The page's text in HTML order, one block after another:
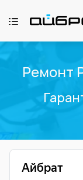
Ремонт